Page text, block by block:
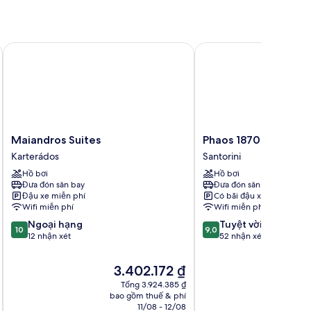
Maiandros
Suites
Karterádos
Maiandros Suites
Karterádos
Hồ bơi
Đưa đón sân bay
Đậu xe miễn phí
Wifi miễn phí
10.0
trên
10 Ngoại hạng
12 nhận xét
Giá
hiện
tại
3.402.172 ₫
Tổng 3.924.385 ₫
bao gồm thuế & phí
11/08 - 12/08
Maiandros Suites
Phaos
1870
A
Restored
Winery
Santorini
Phaos 1870 A
Santorini
Hồ bơi
Đưa đón sân bay
Có bãi đậu xe
Wifi miễn phí
9.0
trên
9,0 Tuyệt vời
52 nhận xét
Phaos 1870 A